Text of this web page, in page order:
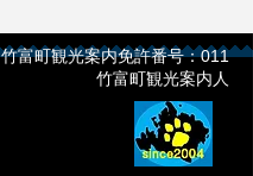
竹富町観光案内免許番号：011
​竹富町観光案内人